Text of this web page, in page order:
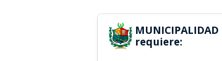
MUNICIPALIDAD
requiere: